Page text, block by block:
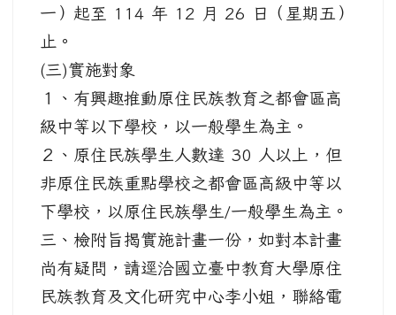
一）起至 114 年 12 月 26 日（星期五）
止。
(三)實施對象
１、有興趣推動原住民族教育之都會區高
級中等以下學校，以一般學生為主。
２、原住民族學生人數達 30 人以上，但
非原住民族重點學校之都會區高級中等以
下學校，以原住民族學生/一般學生為主。
三、檢附旨揭實施計畫一份，如對本計畫
尚有疑問，請逕洽國立臺中教育大學原住
民族教育及文化研究中心李小姐，聯絡電